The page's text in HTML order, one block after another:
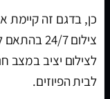
כן, בדגם זה קיימת
צילום 24/
לצילום יציב במצב
לבית הפיוזים.